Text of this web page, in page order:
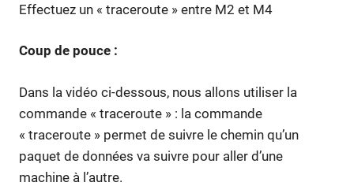
Effectuez un « traceroute » entre M2 et M4
Coup de pouce :
Dans la vidéo ci-dessous, nous allons utiliser la
commande « traceroute » : la commande
« traceroute » permet de suivre le chemin qu’un
paquet de données va suivre pour aller d’une
machine à l’autre.